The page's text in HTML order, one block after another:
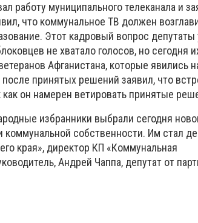
работу муниципального телеканала и
что коммунальное ТВ должен
Этот кадровый вопрос депутаты
не хватало голосов, но сегодня
Афганистана, которые явились
принятых решений заявил, что
он намерен ветировать принятые
избранники выбрали сегодня
собственности. Им стал
края», директор КП «Коммунальная
Андрей Чаппа, депутат от